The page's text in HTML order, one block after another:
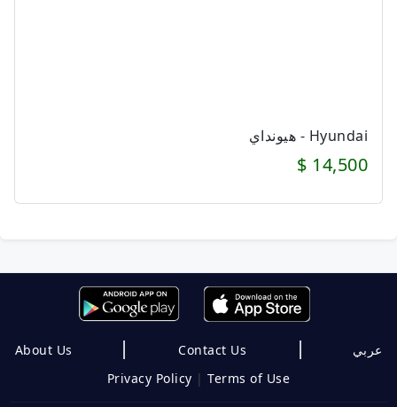
Hyundai - هيونداي
14,500 $
عربي |
About Us |
Contact Us
Privacy Policy |Terms of Use